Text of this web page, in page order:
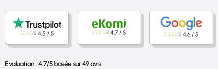
4,5 /5 4,7/5 4,6/ 5
Évaluation : 4.7/5 basée sur49avis